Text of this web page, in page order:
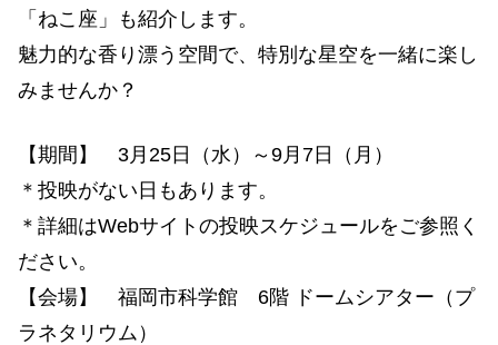
「ねこ座」も紹介します。
魅力的な香り漂う空間で、特別な星空を一緒に楽し
みませんか？
【期間】 3月25日（水）～9月7日（月）
＊投映がない日もあります。
＊詳細はWebサイトの投映スケジュールをご参照く
ださい。
【会場】 福岡市科学館 6階 ドームシアター（プ
ラネタリウム）